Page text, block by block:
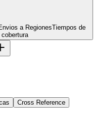
a RegionesTiempos de
Cross Reference